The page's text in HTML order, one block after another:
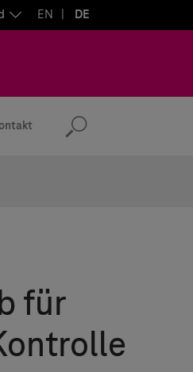
EN DE
Suchen
für